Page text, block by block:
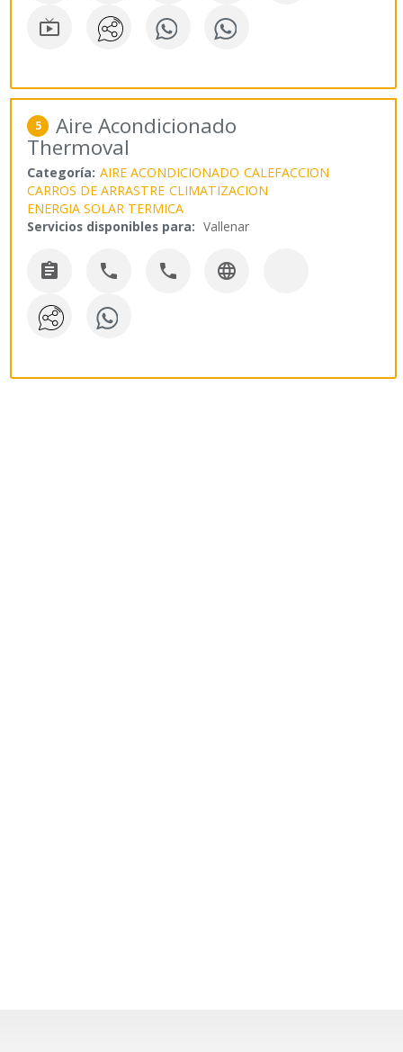

5 Aire Acondicionado
Thermoval
Categoría: AIRE ACONDICIONADO CALEFACCION
CARROS DE ARRASTRE CLIMATIZACION
ENERGIA SOLAR TERMICA
Servicios disponibles para: Vallenar
   